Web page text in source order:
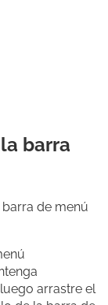
barra
de menú
arrastre el